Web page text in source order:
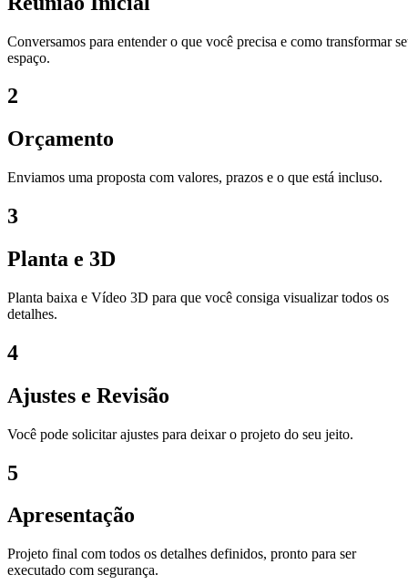
Conversamos para entender o que você precisa e como transformar
espaço.
2
Orçamento
Enviamos uma proposta com valores, prazos e o que está incluso.
3
Planta e 3D
Planta baixa e Vídeo 3D para que você consiga visualizar todos os
detalhes.
4
Ajustes e Revisão
Você pode solicitar ajustes para deixar o projeto do seu jeito.
5
Apresentação
Projeto final com todos os detalhes definidos, pronto para ser
executado com segurança.